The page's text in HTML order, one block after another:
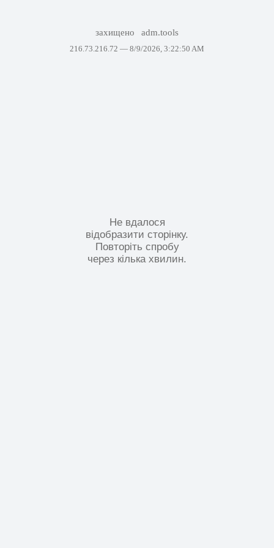
захищено adm.tools
216.73.216.72 — 8/9/2026, 3:22:50 AM
Не вдалося
відобразити сторінку.
Повторіть спробу
через кілька хвилин.